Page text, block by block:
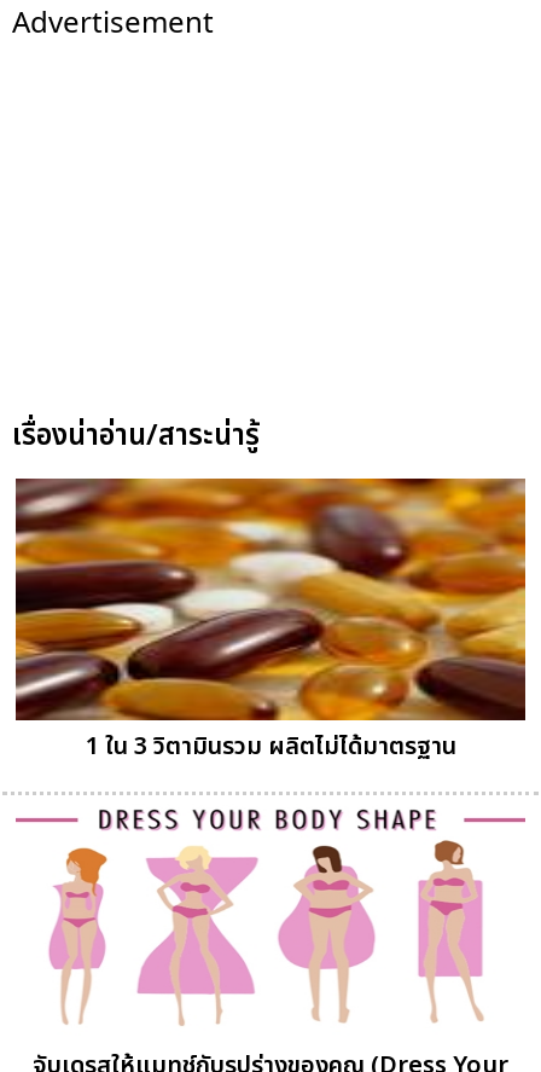
Advertisement
เรื่องน่าอ่าน/สาระน่ารู้
1 ใน 3 วิตามินรวม ผลิตไม่ได้มาตรฐาน